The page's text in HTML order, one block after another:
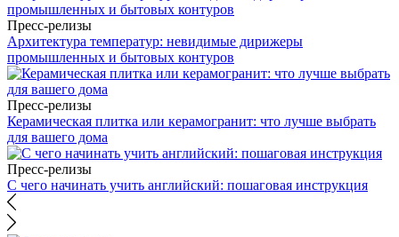
Пресс-релизы
Архитектура температур: невидимые дирижеры
промышленных и бытовых контуров
Пресс-релизы
Керамическая плитка или керамогранит: что лучше выбрать
для вашего дома
Пресс-релизы
С чего начинать учить английский: пошаговая инструкция